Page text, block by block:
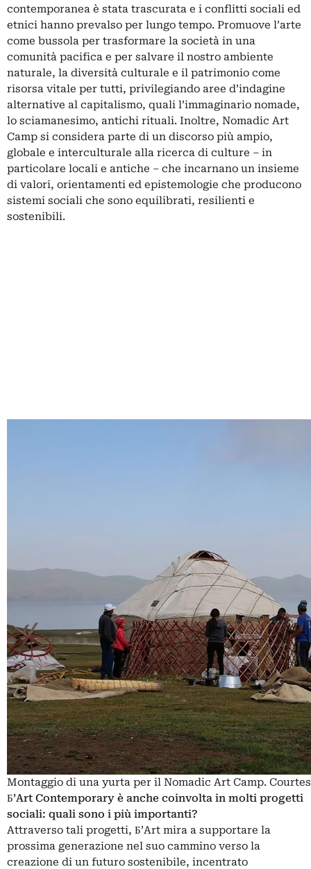
contemporanea è stata trascurata e i conflitti sociali ed
etnici hanno prevalso per lungo tempo. Promuove l’arte
come bussola per trasformare la società in una
comunità pacifica e per salvare il nostro ambiente
naturale, la diversità culturale e il patrimonio come
risorsa vitale per tutti, privilegiando aree d’indagine
alternative al capitalismo, quali l’immaginario nomade,
lo sciamanesimo, antichi rituali. Inoltre, Nomadic Art
Camp si considera parte di un discorso più ampio,
globale e interculturale alla ricerca di culture – in
particolare locali e antiche – che incarnano un insieme
di valori, orientamenti ed epistemologie che producono
sistemi sociali che sono equilibrati, resilienti e
sostenibili.
Montaggio di una yurta per il Nomadic Art Camp.
Б’Art Contemporary è anche coinvolta in molti progetti
sociali: quali sono i più importanti?
Attraverso tali progetti, Б’Art mira a supportare la
prossima generazione nel suo cammino verso la
creazione di un futuro sostenibile, incentrato